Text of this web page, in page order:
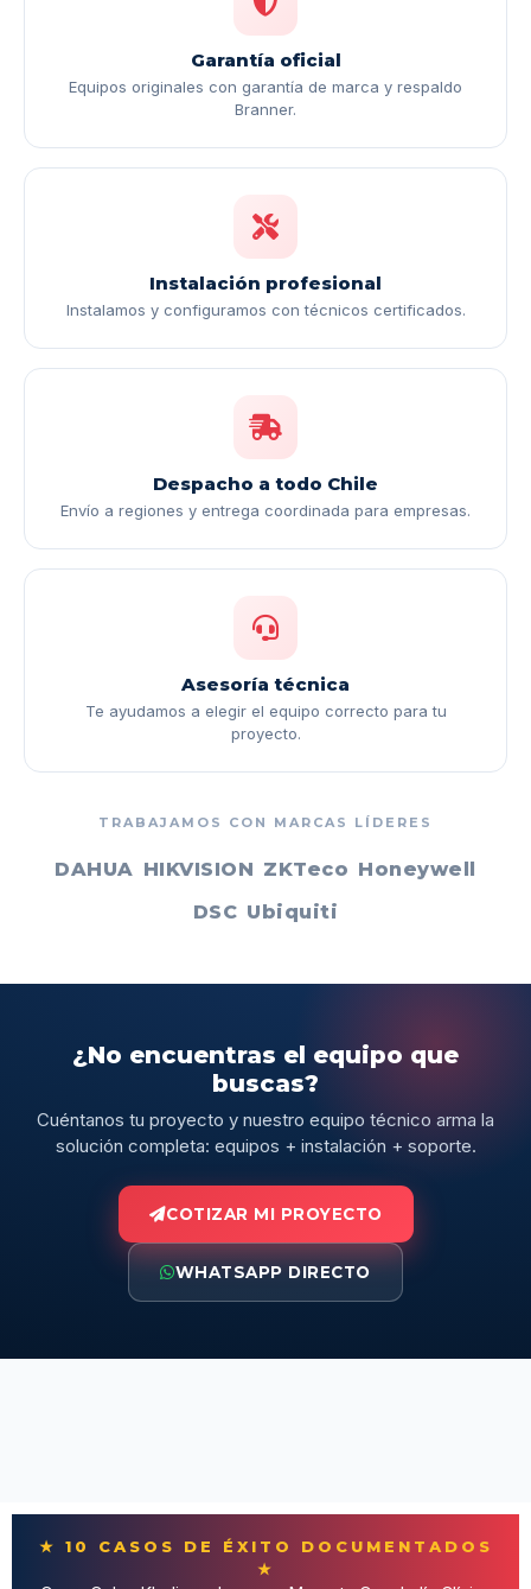
Garantía oficial
Equipos originales con garantía de marca y respaldo
Branner.
Instalación profesional
Instalamos y configuramos con técnicos certificados.
Despacho a todo Chile
Envío a regiones y entrega coordinada para empresas.
Asesoría técnica
Te ayudamos a elegir el equipo correcto para tu
proyecto.
TRABAJAMOS CON MARCAS LÍDERES
DAHUA HIKVISION ZKTeco Honeywell
DSC Ubiquiti
¿No encuentras el equipo que
buscas?
Cuéntanos tu proyecto y nuestro equipo técnico arma la
solución completa: equipos + instalación + soporte.
COTIZAR MI PROYECTO
WHATSAPP DIRECTO
★ 10 CASOS DE ÉXITO DOCUMENTADOS
★